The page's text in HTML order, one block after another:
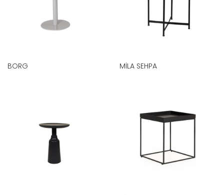
BORG MİLA SEHPA